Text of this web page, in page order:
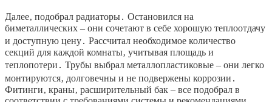
Далее‚ подобрал радиаторы․ Остановился на
биметаллических – они сочетают в себе хорошую теплоотдачу
и доступную цену․ Рассчитал необходимое количество
секций для каждой комнаты‚ учитывая площадь и
теплопотери․ Трубы выбрал металлопластиковые – они легко
монтируются‚ долговечны и не подвержены коррозии․
Фитинги‚ краны‚ расширительный бак – все подобрал в